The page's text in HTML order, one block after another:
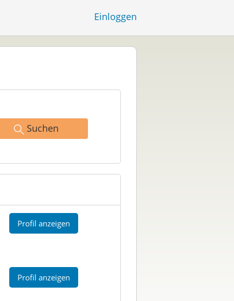
Einloggen
Suchen
Profil anzeigen
Profil anzeigen